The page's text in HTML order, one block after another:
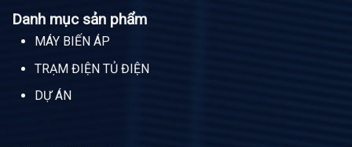
Danh mục sản phẩm
MÁY BIẾN ÁP
TRẠM ĐIỆN TỦ ĐIỆN
DỰ ÁN